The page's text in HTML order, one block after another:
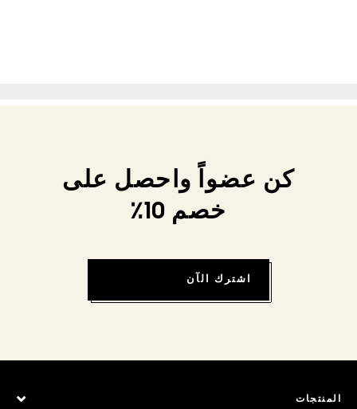
كن عضواً واحصل على
خصم 10٪
اشترك الآن
المنتجات